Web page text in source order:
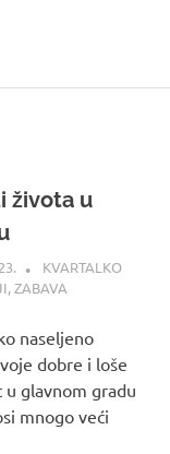
života u
KVARTALKO
,ZABAVA
naseljeno
dobre i loše
u glavnom gradu
mnogo veći